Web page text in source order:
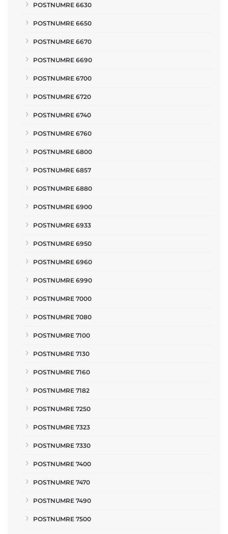
POSTNUMRE 6630
POSTNUMRE 6650
POSTNUMRE 6670
POSTNUMRE 6690
POSTNUMRE 6700
POSTNUMRE 6720
POSTNUMRE 6740
POSTNUMRE 6760
POSTNUMRE 6800
POSTNUMRE 6857
POSTNUMRE 6880
POSTNUMRE 6900
POSTNUMRE 6933
POSTNUMRE 6950
POSTNUMRE 6960
POSTNUMRE 6990
POSTNUMRE 7000
POSTNUMRE 7080
POSTNUMRE 7100
POSTNUMRE 7130
POSTNUMRE 7160
POSTNUMRE 7182
POSTNUMRE 7250
POSTNUMRE 7323
POSTNUMRE 7330
POSTNUMRE 7400
POSTNUMRE 7470
POSTNUMRE 7490
POSTNUMRE 7500